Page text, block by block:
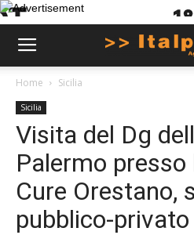
Home Sicilia
Sicilia
Visita del Dg
Palermo presso
Cure Orestano,
pubblico-privato